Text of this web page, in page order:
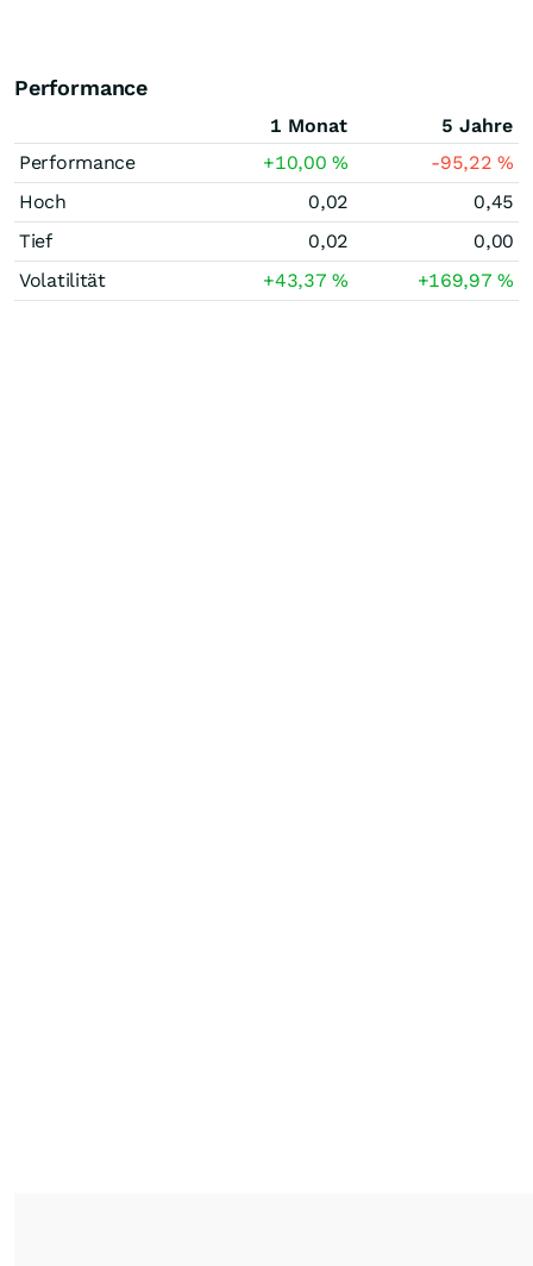
Performance
1 Monat
5 Jahre
Performance
+10,00% -95,22%
Hoch
0,02
0,45
Tief
0,02
0,00
Volatilität
+43,37% +169,97%